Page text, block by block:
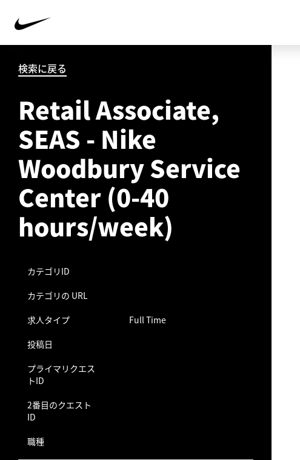
検索に戻る
Retail Associate,
SEAS - Nike
Woodbury Service
Center (0-40
hours/week)
カテゴリID
カテゴリの URL
求人タイプ
Full Time
投稿日
プライマリクエス
トID
2番目のクエスト
ID
職種